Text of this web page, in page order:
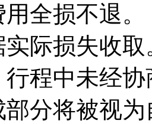
全损不退。
际损失收取
行程中未经
分将被视